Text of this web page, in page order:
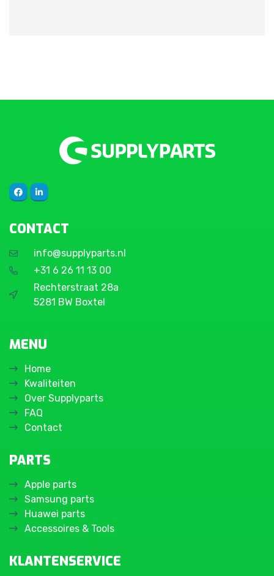
CONTACT
info@supplyparts.nl
+31 6 26 11 13 00
Rechterstraat 28a
5281 BW Boxtel
MENU
Home
Kwaliteiten
Over Supplyparts
FAQ
Contact
PARTS
Apple parts
Samsung parts
Huawei parts
Accessoires & Tools
KLANTENSERVICE